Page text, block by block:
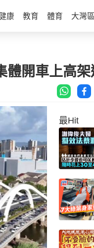
康 教育 體育 大灣區
體開車上高架
最Hit